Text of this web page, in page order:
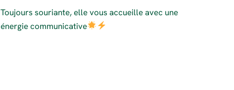
Toujours souriante, elle vous accueille avec une
énergie communicative